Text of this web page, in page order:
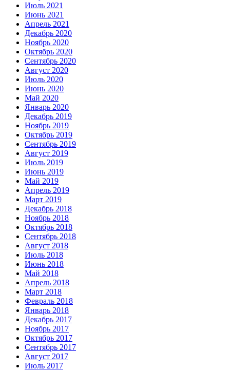
Июль 2021
Июнь 2021
Апрель 2021
Декабрь 2020
Ноябрь 2020
Октябрь 2020
Сентябрь 2020
Август 2020
Июль 2020
Июнь 2020
Май 2020
Январь 2020
Декабрь 2019
Ноябрь 2019
Октябрь 2019
Сентябрь 2019
Август 2019
Июль 2019
Июнь 2019
Май 2019
Апрель 2019
Март 2019
Декабрь 2018
Ноябрь 2018
Октябрь 2018
Сентябрь 2018
Август 2018
Июль 2018
Июнь 2018
Май 2018
Апрель 2018
Март 2018
Февраль 2018
Январь 2018
Декабрь 2017
Ноябрь 2017
Октябрь 2017
Сентябрь 2017
Август 2017
Июль 2017